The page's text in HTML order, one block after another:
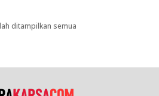
ditampilkan semua